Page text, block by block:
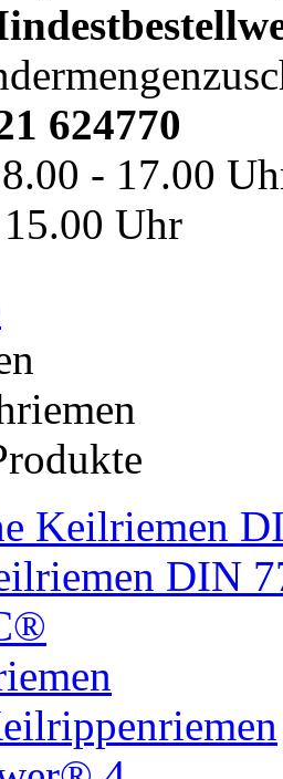
624770
8.00 - 17.00
Uhr
Keilriemen
DIN